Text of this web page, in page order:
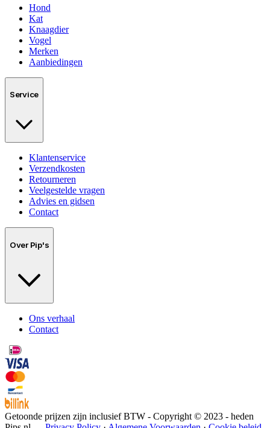
Hond
Kat
Knaagdier
Vogel
Merken
Aanbiedingen
Service
Klantenservice
Verzendkosten
Retourneren
Veelgestelde vragen
Advies en gidsen
Contact
Over Pip's
Ons verhaal
Contact
Getoonde prijzen zijn inclusief BTW - Copyright © 2023 - heden